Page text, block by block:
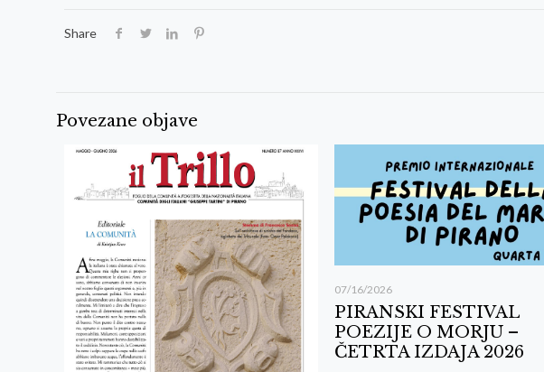
Share
Povezane objave
07/16/2026
PIRANSKI FESTIVAL
POEZIJE O MORJU –
ČETRTA IZDAJA 2026